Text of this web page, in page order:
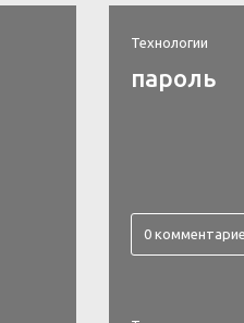
Технологии
пароль
0